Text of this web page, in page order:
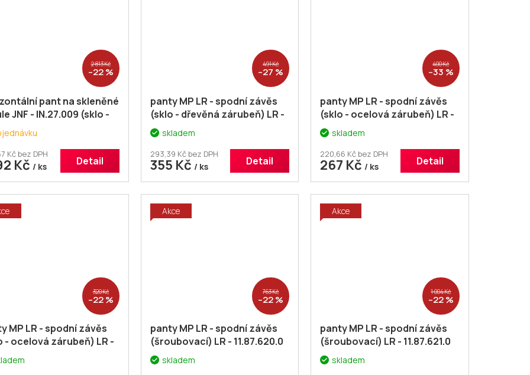
2 813 Kč
–22 %
pant na skleněné
JNF - IN.27.009 (sklo -
Kč bez DPH
Kč / ks Detail
491 Kč
–27 %
panty MP LR - spodní závěs
(sklo - dřevěná zárubeň) LR -
11.87.666.0
skladem
293,39 Kč bez DPH
355 Kč / ks Detail
400 Kč
–33 %
panty MP LR - spodní závěs
(sklo - ocelová zárubeň) LR -
11.87.667.0
skladem
220,66 Kč bez DPH
267 Kč / ks Detail
320 Kč
–22 %
MP LR - spodní závěs
- ocelová zárubeň) LR -
Akce
763 Kč
–22 %
panty MP LR - spodní závěs
(šroubovací) LR - 11.87.620.0
skladem
Akce
1 004 Kč
–22 %
panty MP LR - spodní závěs
(šroubovací) LR - 11.87.621.0
skladem